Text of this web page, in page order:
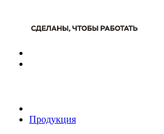
Продукция